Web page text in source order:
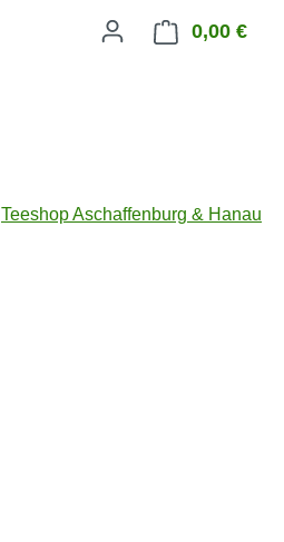
0,00 €
Teeshop Aschaffenburg & Hanau